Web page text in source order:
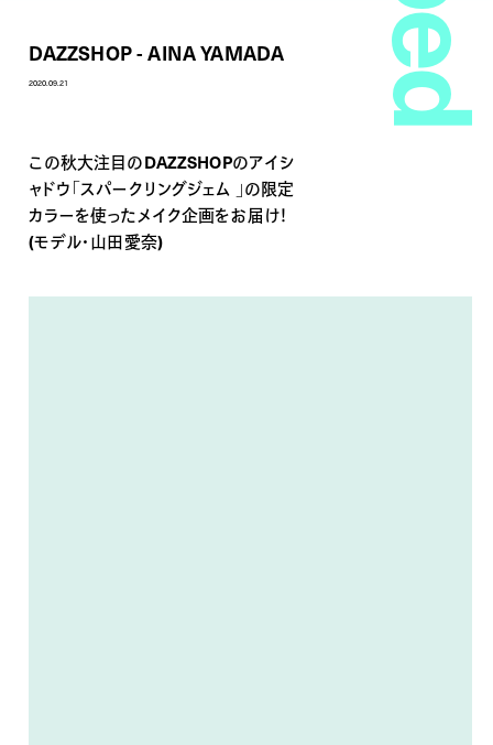
DAZZSHOP - AINA YAMADA
2020.09.21
この秋大注目のDAZZSHOPのアイシ
ャドウ「スパークリングジェム 」の限定
カラーを使ったメイク企画をお届け！
(モデル・山田愛奈)